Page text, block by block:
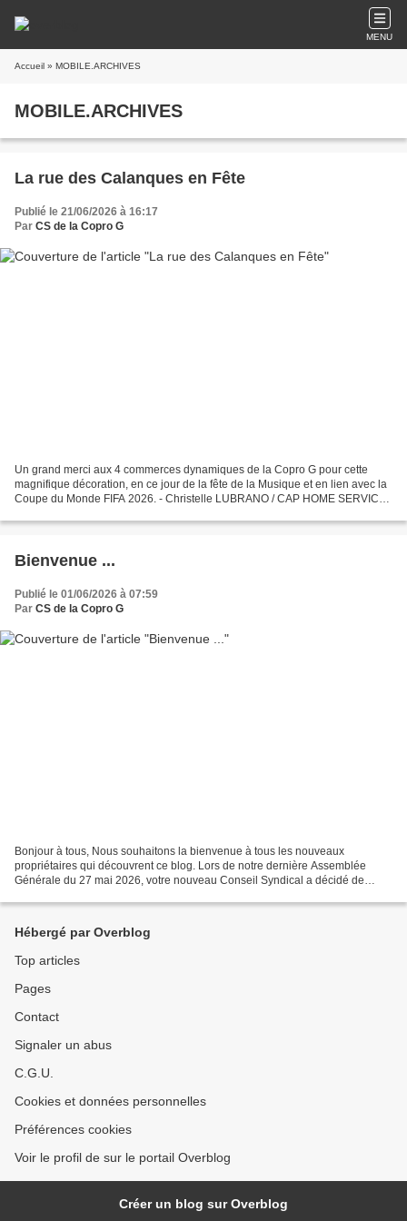
MENU
Accueil » MOBILE.ARCHIVES
MOBILE.ARCHIVES
La rue des Calanques en Fête
Publié le 21/06/2026 à 16:17
Par CS de la Copro G
Un grand merci aux 4 commerces dynamiques de la Copro G pour cette
magnifique décoration, en ce jour de la fête de la Musique et en lien avec la
Coupe du Monde FIFA 2026. - Christelle LUBRANO / CAP HOME SERVICE -
Bienvenue ...
Publié le 01/06/2026 à 07:59
Par CS de la Copro G
Bonjour à tous, Nous souhaitons la bienvenue à tous les nouveaux
propriétaires qui découvrent ce blog. Lors de notre dernière Assemblée
Générale du 27 mai 2026, votre nouveau Conseil Syndical a décidé de
Hébergé par Overblog
Top articles
Pages
Contact
Signaler un abus
C.G.U.
Cookies et données personnelles
Préférences cookies
Voir le profil de sur le portail Overblog
Créer un blog sur Overblog